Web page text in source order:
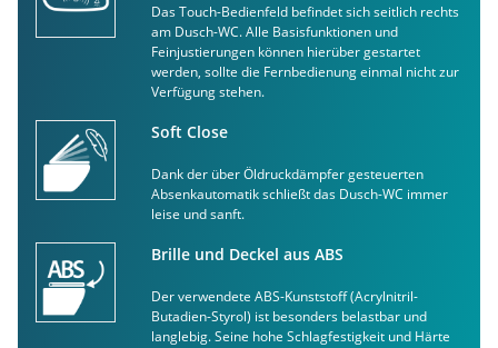
Das Touch-Bedienfeld befindet sich seitlich rechts
am Dusch-WC. Alle Basisfunktionen und
Feinjustierungen können hierüber gestartet
werden, sollte die Fernbedienung einmal nicht zur
Verfügung stehen.
Soft Close
Dank der über Öldruckdämpfer gesteuerten
Absenkautomatik schließt das Dusch-WC immer
leise und sanft.
Brille und Deckel aus ABS
Der verwendete ABS-Kunststoff (Acrylnitril-
Butadien-Styrol) ist besonders belastbar und
langlebig. Seine hohe Schlagfestigkeit und Härte